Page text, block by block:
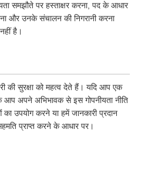
समझौते पर हस्ताक्षर करना, पद के आधार
और उनके संचालन की निगरानी करना
है।
की सुरक्षा को महत्व देते हैं। यदि आप एक
आप अपने अभिभावक से इस गोपनीयता नीति
उपयोग करने या हमें जानकारी प्रदान
प्राप्त करने के आधार पर।